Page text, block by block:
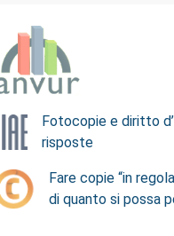
Fotocopie e diritto
risposte
Fare copie “in
di quanto si possa